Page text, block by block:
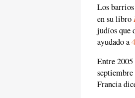
Los
en su libro
judíos que
ayudado a
Entre 2005
Francia